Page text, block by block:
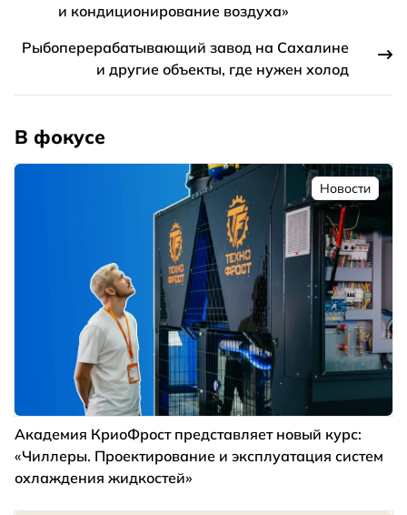
и кондиционирование воздуха»
Рыбоперерабатывающий завод на Сахалине
и другие объекты, где нужен холод
В фокусе
Новости
Академия КриоФрост представляет новый курс:
«Чиллеры. Проектирование и эксплуатация систем
охлаждения жидкостей»